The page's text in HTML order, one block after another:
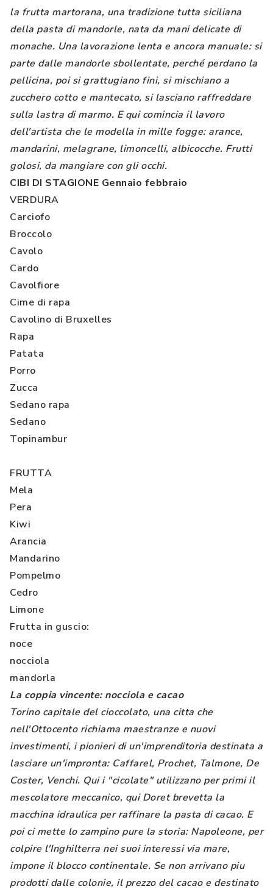
la frutta martorana, una tradizione tutta siciliana
della pasta di mandorle, nata da mani delicate di
monache. Una lavorazione lenta e ancora manuale: si
parte dalle mandorle sbollentate, perché perdano la
pellicina, poi si grattugiano fini, si mischiano a
zucchero cotto e mantecato, si lasciano raffreddare
sulla lastra di marmo. E qui comincia il lavoro
dell'artista che le modella in mille fogge: arance,
mandarini, melagrane, limoncelli, albicocche. Frutti
golosi, da mangiare con gli occhi.
CIBI DI STAGIONE Gennaio febbraio
VERDURA
Carciofo
Broccolo
Cavolo
Cardo
Cavolfiore
Cime di rapa
Cavolino di Bruxelles
Rapa
Patata
Porro
Zucca
Sedano rapa
Sedano
Topinambur
FRUTTA
Mela
Pera
Kiwi
Arancia
Mandarino
Pompelmo
Cedro
Limone
Frutta in guscio:
noce
nocciola
mandorla
La coppia vincente: nocciola e cacao
Torino capitale del cioccolato, una citta che
nell'Ottocento richiama maestranze e nuovi
investimenti, i pionieri di un'imprenditoria destinata a
lasciare un'impronta: Caffarel, Prochet, Talmone, De
Coster, Venchi. Qui i "cicolate" utilizzano per primi il
mescolatore meccanico, qui Doret brevetta la
macchina idraulica per raffinare la pasta di cacao. E
poi ci mette lo zampino pure la storia: Napoleone, per
colpire l'Inghilterra nei suoi interessi via mare,
impone il blocco continentale. Se non arrivano piu
prodotti dalle colonie, il prezzo del cacao e destinato